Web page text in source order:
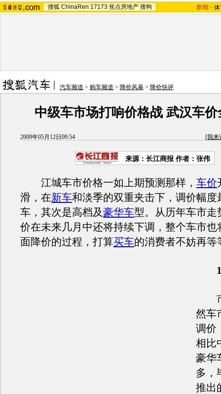
搜狐 ChinaRen 17173 焦点房地产 搜狗 新闻 -
汽车频道 > 购车频道 > 降价风暴 > 降价快评
中级车市场打响价格战 武汉车
2009年05月12日09:54 [我来
来源： 长江商报 作者：张伟
江城车市价格一如上期预测那样， 车价
滑，在新车和淡季的双重夹击下，调价幅度
车，其次是高档及豪华车型。从历年车市走
价在未来几月中还将持续下调，整个车市也
面降价的过程，打算买车的消费者不妨再等
10
市
然车
调价
相比
豪华
多，
推出